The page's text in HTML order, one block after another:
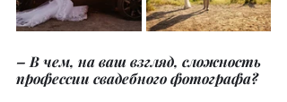
– В чем, на ваш взгляд, сложность
профессии свадебного фотографа?